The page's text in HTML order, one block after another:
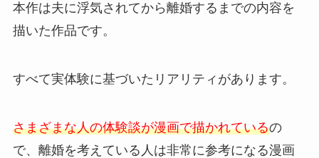
本作は夫に浮気されてから離婚するまでの内容を
描いた作品です。
すべて実体験に基づいたリアリティがあります。
さまざまな人の体験談が漫画で描かれているの
で、離婚を考えている人は非常に参考になる漫画